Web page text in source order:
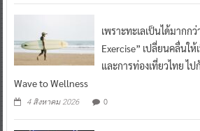
เพราะทะเลเป็นได้มาก
Exercise” เปลี่ยนคลื่นใ
และการท่องเที่ยวไทย ไ
Wave to Wellness
4 สิงหาคม 2026 0